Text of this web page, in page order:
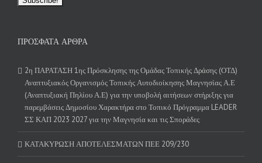
ΠΡΌΣΦΑΤΑ ΆΡΘΡΑ
2η ΠΑΡΑΤΑΣΗ 1ης Πρόσκλησης της Ομάδας Τοπικής Δράσης (ΟΤΔ)
Αναπτυξιακός Οργανισμός Τοπικής Αυτοδιοίκησης Μαγνησίας Α.Ε
(Αναπτυξιακή Πηλίου Α.Ε) για την υποβολή αιτήσεων στήριξης για
παρεμβάσεις Δημοσίου Χαρακτήρα στο Τοπικό Πρόγραμμα LEADER
ΣΣ ΚΑΠ 2023 2027 για την Μαγνησία και τις Σποράδες
ΚΑΤΑΚΥΡΩΣΗ ΑΠΟΤΕΛΕΣΜΑΤΩΝ ΠΕΕ 209/230